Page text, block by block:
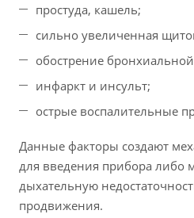
простуда, кашель;
сильно увеличенная
обострение
инфаркт и инсульт;
острые воспалительные
Данные факторы создают
для введения прибора либо
дыхательную
продвижения.